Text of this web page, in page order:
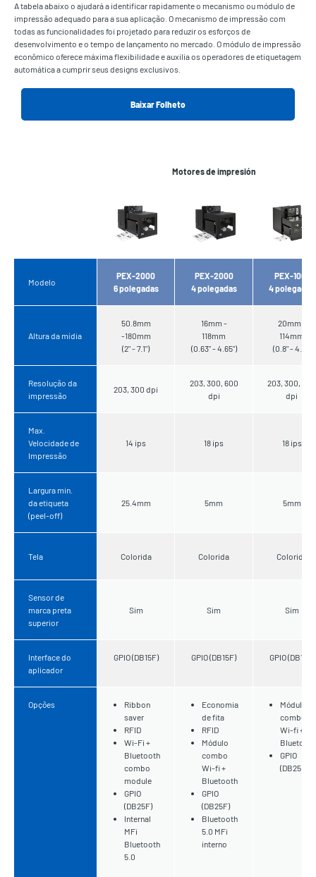
A tabela abaixo o ajudará a identificar rapidamente o mecanismo ou módulo de
impressão adequado para a sua aplicação. O mecanismo de impressão com
todas as funcionalidades foi projetado para reduzir os esforços de
desenvolvimento e o tempo de lançamento no mercado. O módulo de impressão
econômico oferece máxima flexibilidade e auxilia os operadores de etiquetagem
automática a cumprir seus designs exclusivos.
Baixar Folheto
Motores de impresión
Modelo
PEX-2000
6 polegadas
PEX-2000
4 polegadas
PEX-1001
4 polegadas
Altura da mídia
50.8mm
-180mm
(2" - 7.1")
16mm -
118mm
(0.63" - 4.65")
20mm -
114mm
(0.8" - 4.5")
Resolução da
impressão
203, 300 dpi
203, 300, 600
dpi
203, 300, 600
dpi
Max.
Velocidade de
Impressão
14 ips 18 ips 18 ips
Largura min.
da etiqueta
(peel-off)
25.4mm 5mm 5mm
Tela Colorida Colorida Colorida
Sensor de
marca preta
superior
Sim Sim Sim
Interface do
aplicador
GPIO (DB15F) GPIO (DB15F) GPIO (DB15F)
Opções
Ribbon
saver
RFID
Wi-Fi +
Bluetooth
combo
module
GPIO
(DB25F)
Internal
MFi
Bluetooth
5.0
Economia
de fita
RFID
Módulo
combo
Wi-fi +
Bluetooth
GPIO
(DB25F)
Bluetooth
5.0 MFi
interno
Módulo
combo
Wi-fi +
Bluetooth
GPIO
(DB25F)